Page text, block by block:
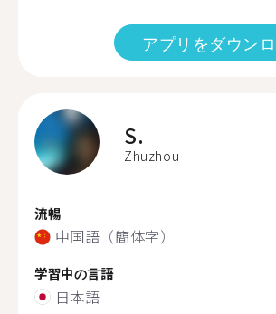
アプリをダウン
S.
Zhuzhou
流暢
中国語（簡体字）
学習中の言語
日本語